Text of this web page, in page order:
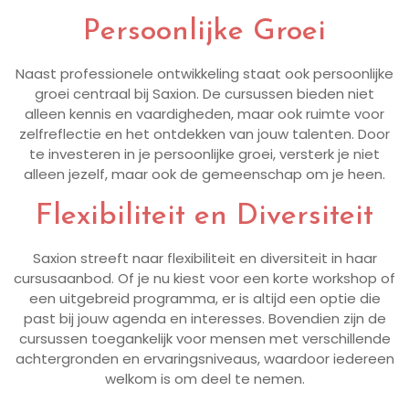
Persoonlijke Groei
Naast professionele ontwikkeling staat ook persoonlijke
groei centraal bij Saxion. De cursussen bieden niet
alleen kennis en vaardigheden, maar ook ruimte voor
zelfreflectie en het ontdekken van jouw talenten. Door
te investeren in je persoonlijke groei, versterk je niet
alleen jezelf, maar ook de gemeenschap om je heen.
Flexibiliteit en Diversiteit
Saxion streeft naar flexibiliteit en diversiteit in haar
cursusaanbod. Of je nu kiest voor een korte workshop of
een uitgebreid programma, er is altijd een optie die
past bij jouw agenda en interesses. Bovendien zijn de
cursussen toegankelijk voor mensen met verschillende
achtergronden en ervaringsniveaus, waardoor iedereen
welkom is om deel te nemen.